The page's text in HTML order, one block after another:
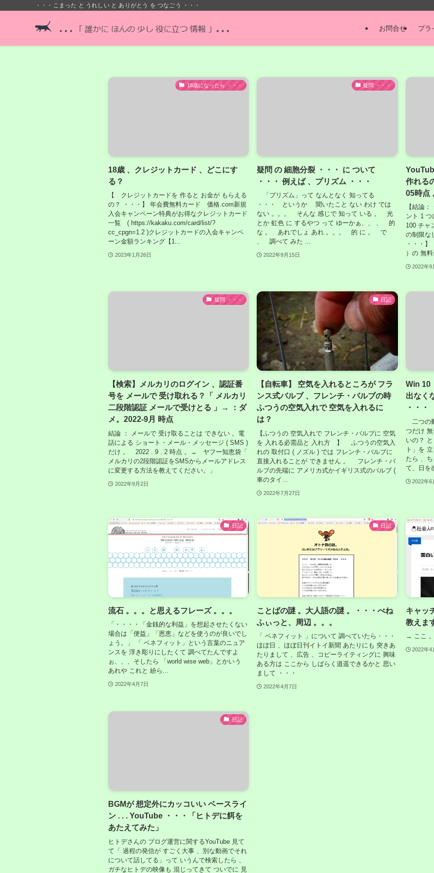
・・・こまった と うれしい と ありがとう を つなごう ・・・
お問合せ プラ
18歳になったら ・・・
18歳 、クレジットカード 、どこにす
る？
【 クレジットカードを 作ると お金が もらえる
の？ ・・・】 年会費無料カード 価格.com新規
入会キャンペーン特典がお得なクレジットカード
一覧 ( https://kakaku.com/card/list/?
cc_cpgn=1.2 )クレジットカードの入会キャンペ
ーン金額ランキング【1...
2023年1月26日
疑問 ・・・
疑問 の 細胞分裂 ・・・ に ついて
・・・ 例えば 、プリズム ・・・
「プリズム」って なんとなく 知ってる
・・・ というか 聞いたこと ない わけ では
ない 。。。 そんな 感じで 知って いる 。 光
とか 虹色 に するやつ って ゆーかぁ、、 、 的
な 。 あれでしょ あれ 。。。 的 に 。 で
、 調べて みた ...
2022年9月15日
作れる
05時点
【結論
ント 1 つ
100 チャ
の制限な
・・・
）の 無
2022年9
疑問 ・・・
【検索】メルカリのログイン 、認証番
号を メールで 受け取れる？「 メルカリ
二段階認証 メールで受けとる 」→ ：ダ
メ。2022‐9月 時点
結論 ： メールで 受け取ることは できない 。電
話による ショート・メール・メッセージ ( SMS )
だけ 。 2022 . 9 . 2 時点 。→ ヤフー知恵袋「
メルカリの2段階認証をSMSからメールアドレス
に変更する方法を教えてください。」
2022年9月2日
日記
【自転車】 空気を入れるところが フラ
ンス式バルブ 、フレンチ・バルブの時
ふつうの空気入れで 空気を入れるに
は？
【ふつうの 空気入れで フレンチ・バルブに 空気
を 入れる必需品と 入れ方 】 ふつうの空気入
れの 取付口 ( ノズル ) では フレンチ・バルブに
直接入れることが できません 。 フレンチ・バ
ルブの先端に アメリカ式かイギリス式のバルブ (
車のタイ...
2022年7月27日
Win 10
出なく
・・・
二つの
つだけ
いの？
ト」を
たら 、
て、日を
2022年6
日記
流石 。。。と思えるフレーズ 。。。
「・・・・「金銭的な利益」を想起させたくない
場合は「便益」「恩恵」などを使うのが良いでし
ょう。」 「 ベネフィット」という言葉のニュア
ンスを 浮き彫りにしたくて 調べてたんですよ
ぉ、、、そしたら 「world wise web」とかいう
あれや これと 紛ら...
2022年4月7日
日記
ことばの謎 。大人語の謎 。・・・べね
ふぃっと、周辺 。。。
「 ベネフィット 」について 調べていたら・・・
ほぼ日 、ほぼ日刊イトイ新聞 あたりにも 突きあ
たりまして 、広告 、コピーライティングに 興味
ある方は ここから しばらく逍遥できるかと 思い
まして ・・・
2022年4月7日
キャッ
教えま
→ ここ 。
2022年4
日記
BGMが 想定外にカッコいい ベースライ
ン . . . YouTube ・・・「ヒトデに餌を
あたえてみた」
ヒトデさんの ブログ運営に関するYouTube 見て
て「 過程の発信が すごく大事 、別な動画でそれ
について話してる」って いうんで検索したら 、
ガチなヒトデの映像も 混じってきて ついでに 見